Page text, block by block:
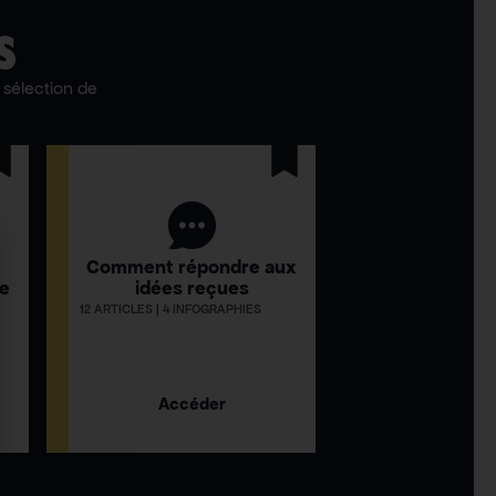
de
Comment répondre aux
idées reçues
12 ARTICLES | 4 INFOGRAPHIES
Accéder